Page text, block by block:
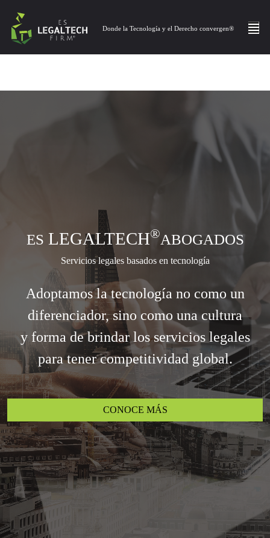
Donde la Tecnología y el Derecho convergen®
ES LEGALTECH®ABOGADOS
Servicios legales basados en tecnología
Adoptamos la tecnología no como un
diferenciador, sino como una cultura
y forma de brindar los servicios legales
para tener competitividad global.
CONOCE MÁS